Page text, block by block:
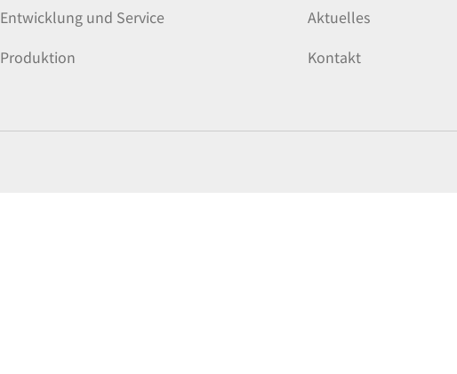
Entwicklung und Service
Produktion
Aktuelles
Kontakt